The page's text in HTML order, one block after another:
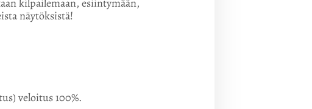
näytöksistä!
veloitus 100%.